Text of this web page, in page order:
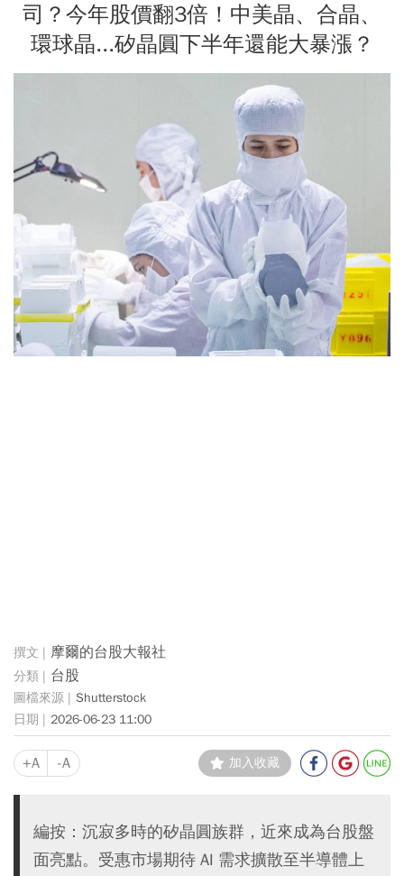
司？今年股價翻3倍！中美晶、合晶、
環球晶...矽晶圓下半年還能大暴漲？
摩爾的台股大報社
台股
Shutterstock
2026-06-23 11:00
+A -A 加入收藏
編按：沉寂多時的矽晶圓族群，近來成為台股盤
面亮點。受惠市場期待 AI 需求擴散至半導體上